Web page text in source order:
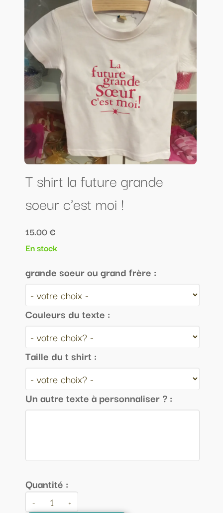
T shirt la future grande
soeur c'est moi !
15.00 €
En stock
grande soeur ou grand frère :
Couleurs du texte :
Taille du t shirt :
Un autre texte à personnaliser ? :
Quantité :
- +